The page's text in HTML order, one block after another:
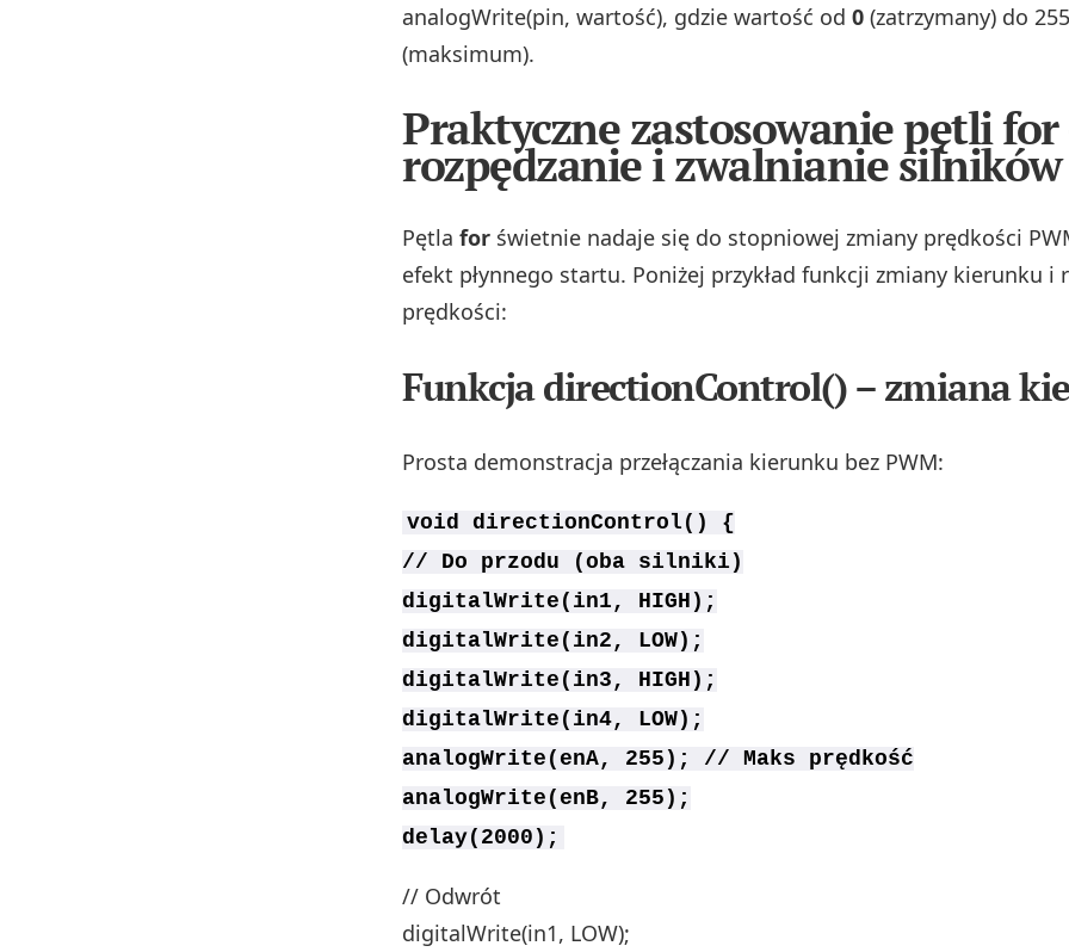
analogWrite(pin, wartość), gdzie wartość od 0 (zatrzymany) do 255
(maksimum).
Praktyczne zastosowanie pętlifor
rozpędzanie i zwalnianie silników
Pętla for świetnie nadaje się do stopniowej zmiany prędkości
efekt płynnego startu. Poniżej przykład funkcji zmiany kierunku i
prędkości:
Funkcja directionControl() – zmiana
Prosta demonstracja przełączania kierunku bez PWM:
void directionControl() {
// Do przodu (oba silniki)
digitalWrite(in1, HIGH);
digitalWrite(in2, LOW);
digitalWrite(in3, HIGH);
digitalWrite(in4, LOW);
analogWrite(enA, 255); // Maks prędkość
analogWrite(enB, 255);
delay(2000);
// Odwrót
digitalWrite(in1, LOW);